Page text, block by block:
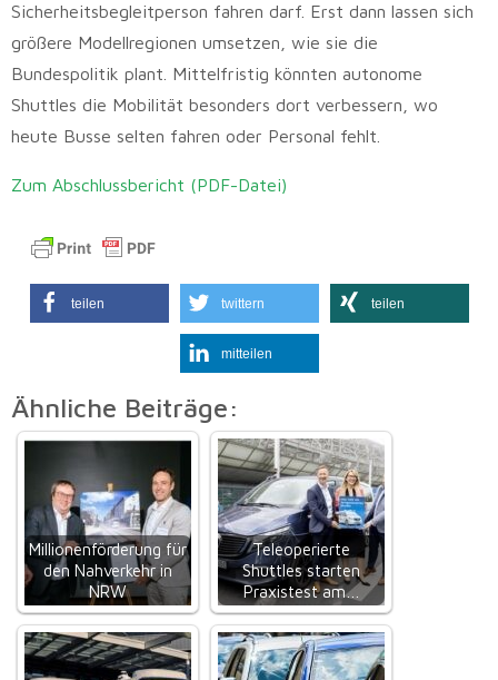
Sicherheitsbegleitperson fahren darf. Erst dann lassen sich
größere Modellregionen umsetzen, wie sie die
Bundespolitik plant. Mittelfristig könnten autonome
Shuttles die Mobilität besonders dort verbessern, wo
heute Busse selten fahren oder Personal fehlt.
Zum Abschlussbericht (PDF-Datei)
teilen twittern teilen
mitteilen
Ähnliche Beiträge:
Millionenförderung für
den Nahverkehr in
NRW
Teleoperierte
Shuttles starten
Praxistest am…